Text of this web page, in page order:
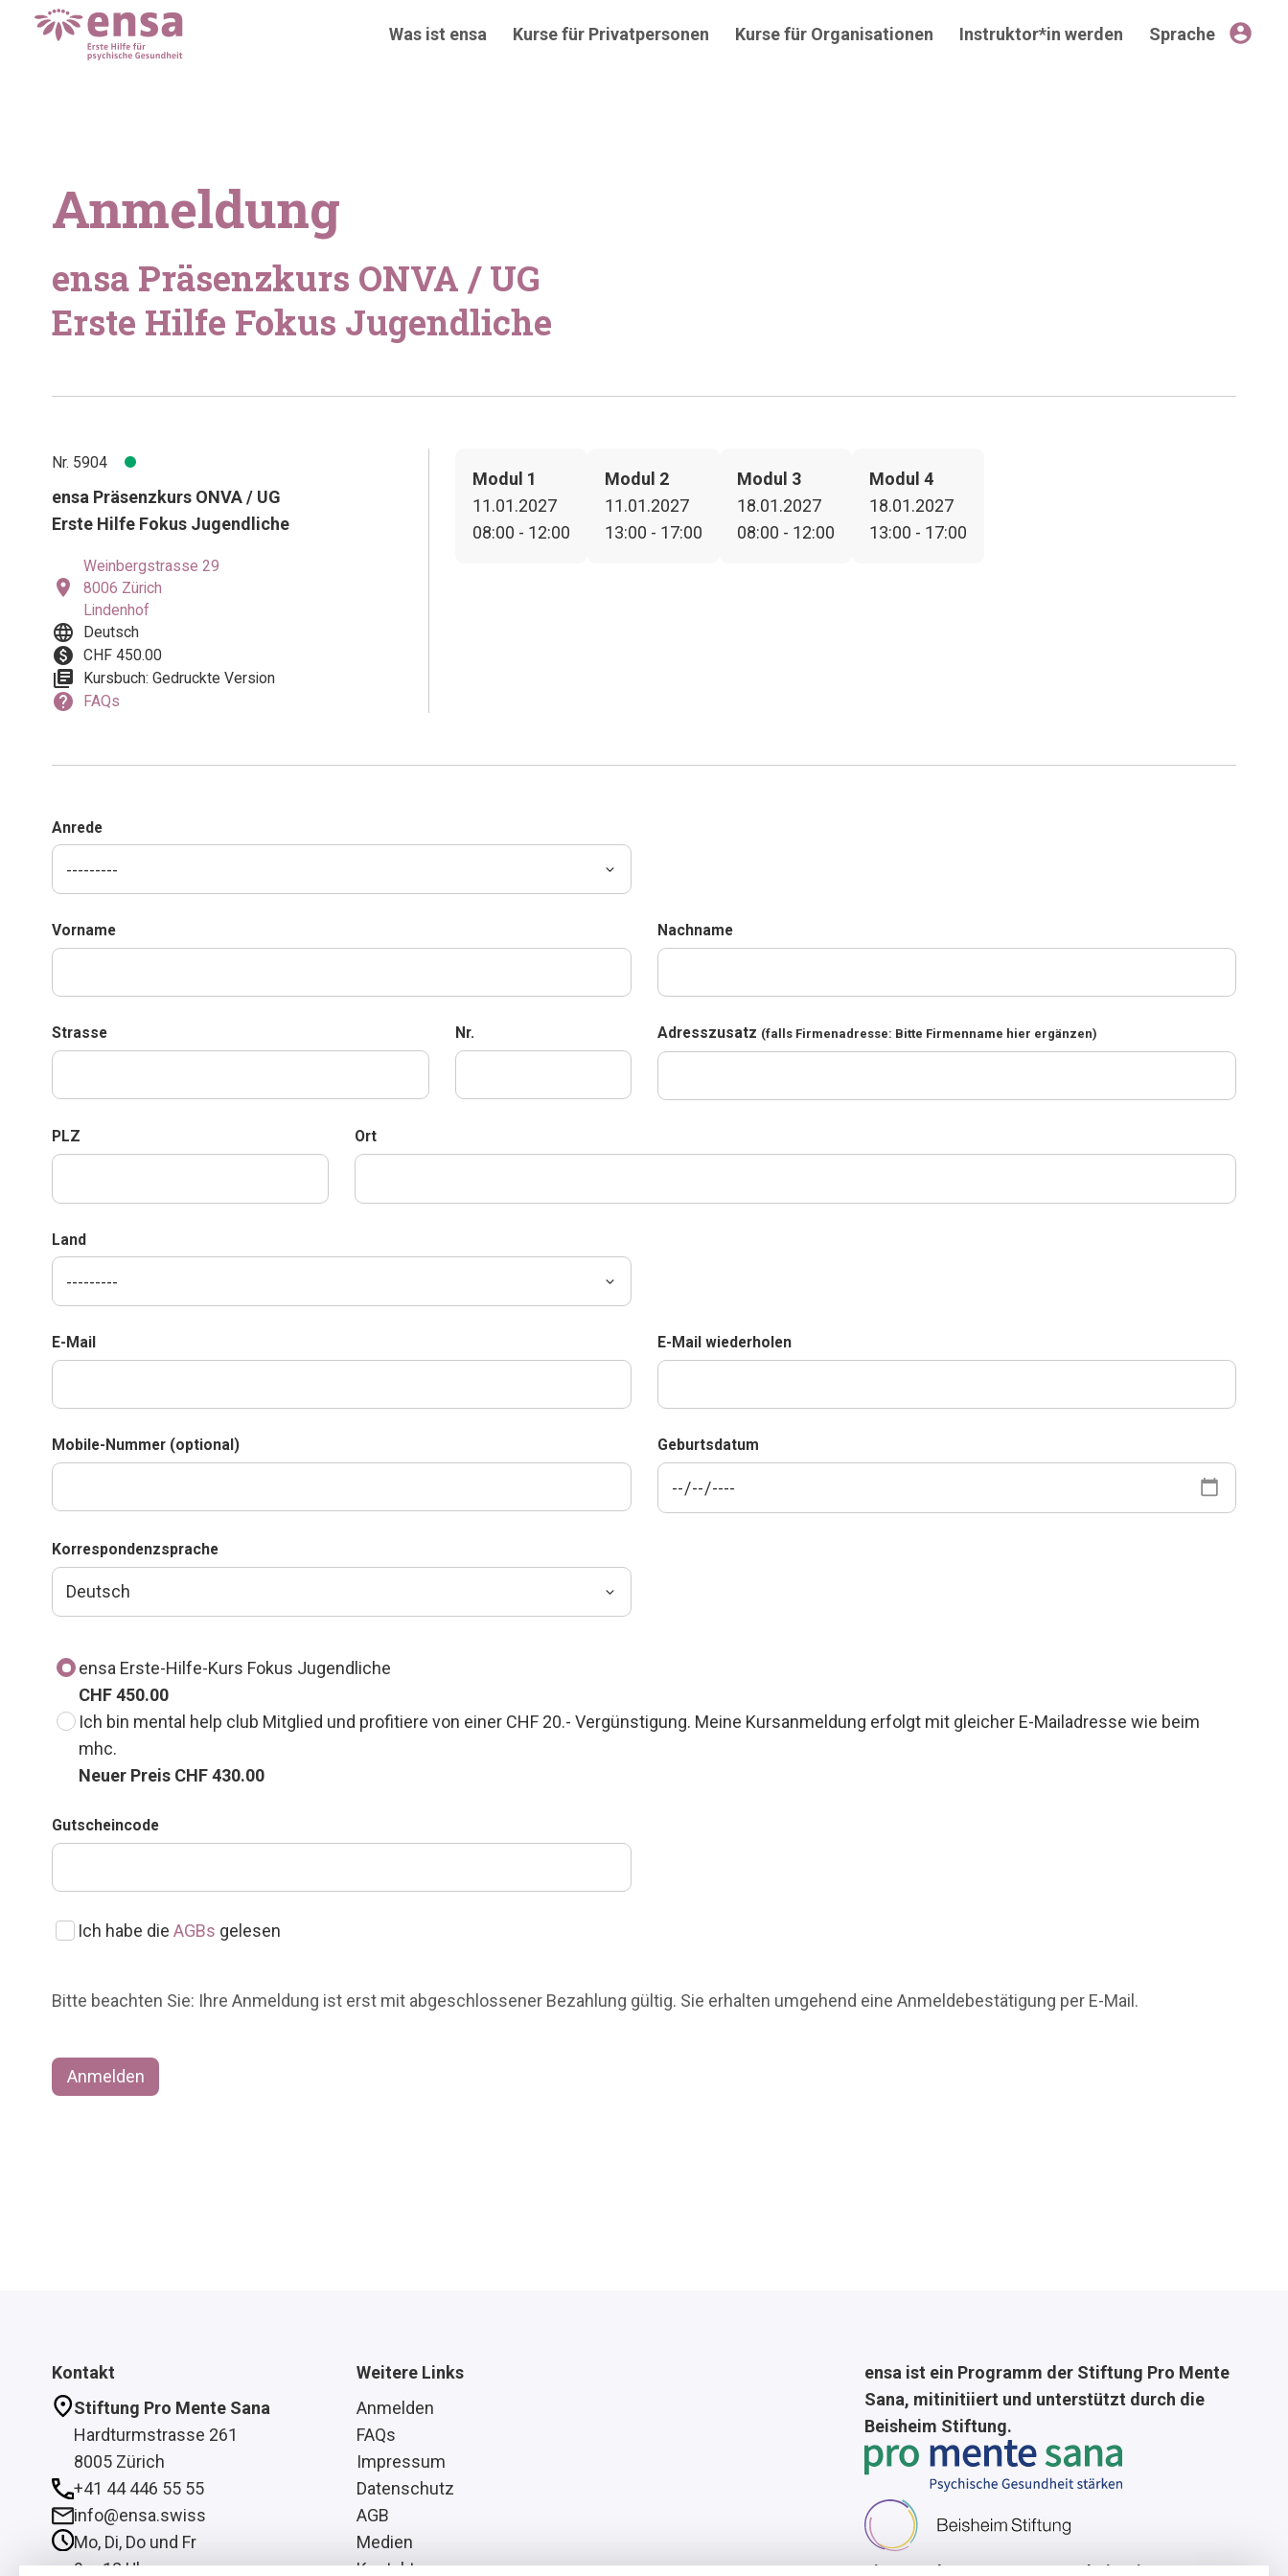
Was ist ensa Kurse für Privatpersonen Kurse für Organisationen Instruktor*in werden Sprache account_circle
Anmeldung
ensa Präsenzkurs ONVA / UG
Erste Hilfe Fokus Jugendliche
Nr. 5904
ensa Präsenzkurs ONVA / UG
Erste Hilfe Fokus Jugendliche
location_on
Weinbergstrasse 29
8006 Zürich
Lindenhof
language Deutsch
paid CHF 450.00
library_books Kursbuch: Gedruckte Version
help FAQs
Modul 1
11.01.2027
08:00 - 12:00
Modul 2
11.01.2027
13:00 - 17:00
Modul 3
18.01.2027
08:00 - 12:00
Modul 4
18.01.2027
13:00 - 17:00
Anrede
Vorname Nachname
Strasse Nr. Adresszusatz (falls Firmenadresse: Bitte Firmenname hier ergänzen)
PLZ Ort
Land
E-Mail E-Mail wiederholen
Mobile-Nummer (optional) Geburtsdatum
Korrespondenzsprache
ensa Erste-Hilfe-Kurs Fokus Jugendliche
CHF 450.00
Ich bin mental help club Mitglied und profitiere von einer CHF 20.- Vergünstigung. Meine Kursanmeldung erfolgt mit gleicher E-Mailadresse wie beim
mhc.
Neuer Preis CHF 430.00
Gutscheincode
Ich habe dieAGBs gelesen
Bitte beachten Sie: Ihre Anmeldung ist erst mit abgeschlossener Bezahlung gültig. Sie erhalten umgehend eine Anmeldebestätigung per E-Mail.
Anmelden
Kontakt
Stiftung Pro Mente Sana
Hardturmstrasse 261
8005 Zürich
+41 44 446 55 55
info@ensa.swiss
Mo, Di, Do und Fr
9 – 12 Uhr
Weitere Links
Anmelden
FAQs
Impressum
Datenschutz
AGB
Medien
Kontakt
ensa ist ein Programm der Stiftung Pro Mente
Sana, mitinitiiert und unterstützt durch die
Beisheim Stiftung.
LizenzgeberIn Zusammenarbeit mit